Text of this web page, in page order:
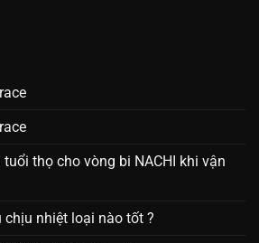
thọ cho vòng bi NACHI khi vận
nhiệt loại nào tốt ?